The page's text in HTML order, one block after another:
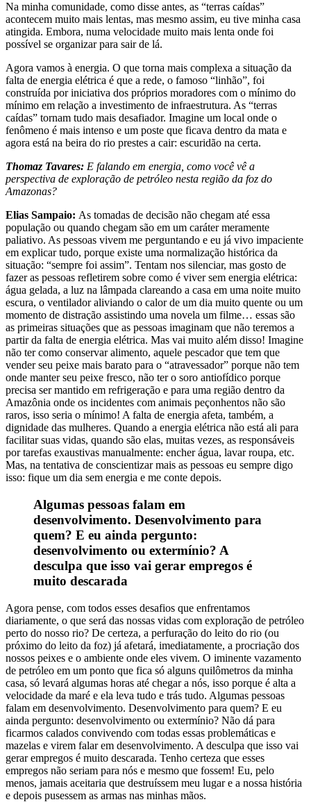
Na minha comunidade, como disse antes, as “terras caídas”
acontecem muito mais lentas, mas mesmo assim, eu tive minha casa
atingida. Embora, numa velocidade muito mais lenta onde foi
possível se organizar para sair de lá.
Agora vamos à energia. O que torna mais complexa a situação da
falta de energia elétrica é que a rede, o famoso “linhão”, foi
construída por iniciativa dos próprios moradores com o mínimo do
mínimo em relação a investimento de infraestrutura. As “terras
caídas” tornam tudo mais desafiador. Imagine um local onde o
fenômeno é mais intenso e um poste que ficava dentro da mata e
agora está na beira do rio prestes a cair: escuridão na certa.
Thomaz Tavares: E falando em energia, como você vê a
perspectiva de exploração de petróleo nesta região da foz do
Amazonas?
Elias Sampaio: As tomadas de decisão não chegam até essa
população ou quando chegam são em um caráter meramente
paliativo. As pessoas vivem me perguntando e eu já vivo impaciente
em explicar tudo, porque existe uma normalização histórica da
situação: “sempre foi assim”. Tentam nos silenciar, mas gosto de
fazer as pessoas refletirem sobre como é viver sem energia elétrica:
água gelada, a luz na lâmpada clareando a casa em uma noite muito
escura, o ventilador aliviando o calor de um dia muito quente ou um
momento de distração assistindo uma novela um filme… essas são
as primeiras situações que as pessoas imaginam que não teremos a
partir da falta de energia elétrica. Mas vai muito além disso! Imagine
não ter como conservar alimento, aquele pescador que tem que
vender seu peixe mais barato para o “atravessador” porque não tem
onde manter seu peixe fresco, não ter o soro antiofídico porque
precisa ser mantido em refrigeração e para uma região dentro da
Amazônia onde os incidentes com animais peçonhentos não são
raros, isso seria o mínimo! A falta de energia afeta, também, a
dignidade das mulheres. Quando a energia elétrica não está ali para
facilitar suas vidas, quando são elas, muitas vezes, as responsáveis
por tarefas exaustivas manualmente: encher água, lavar roupa, etc.
Mas, na tentativa de conscientizar mais as pessoas eu sempre digo
isso: fique um dia sem energia e me conte depois.
Algumas pessoas falam em
desenvolvimento. Desenvolvimento para
quem? E eu ainda pergunto:
desenvolvimento ou extermínio? A
desculpa que isso vai gerar empregos é
muito descarada
Agora pense, com todos esses desafios que enfrentamos
diariamente, o que será das nossas vidas com exploração de petróleo
perto do nosso rio? De certeza, a perfuração do leito do rio (ou
próximo do leito da foz) já afetará, imediatamente, a procriação dos
nossos peixes e o ambiente onde eles vivem. O iminente vazamento
de petróleo em um ponto que fica só alguns quilômetros da minha
casa, só levará algumas horas até chegar a nós, isso porque é alta a
velocidade da maré e ela leva tudo e trás tudo. Algumas pessoas
falam em desenvolvimento. Desenvolvimento para quem? E eu
ainda pergunto: desenvolvimento ou extermínio? Não dá para
ficarmos calados convivendo com todas essas problemáticas e
mazelas e virem falar em desenvolvimento. A desculpa que isso vai
gerar empregos é muito descarada. Tenho certeza que esses
empregos não seriam para nós e mesmo que fossem! Eu, pelo
menos, jamais aceitaria que destruíssem meu lugar e a nossa história
e depois pusessem as armas nas minhas mãos.